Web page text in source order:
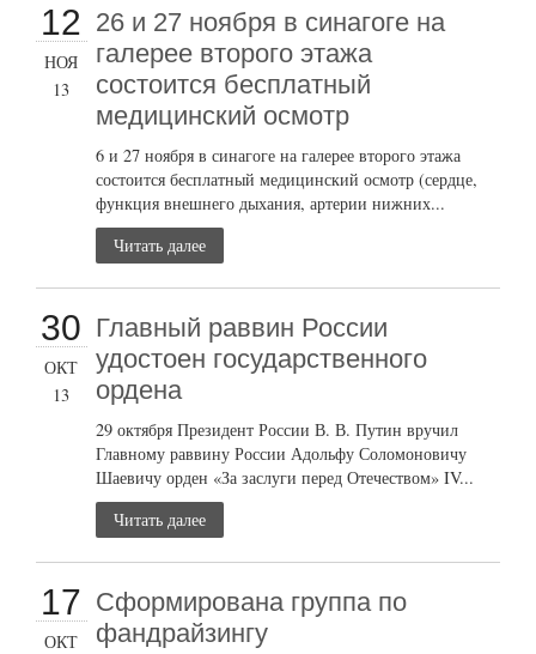
12
НОЯ
13
26 и 27 ноября в синагоге на
галерее второго этажа
состоится бесплатный
медицинский осмотр
6 и 27 ноября в синагоге на галерее второго этажа
состоится бесплатный медицинский осмотр (сердце,
функция внешнего дыхания, артерии нижних...
Читать далее
30
ОКТ
13
Главный раввин России
удостоен государственного
ордена
29 октября Президент России В. В. Путин вручил
Главному раввину России Адольфу Соломоновичу
Шаевичу орден «За заслуги перед Отечеством» IV...
Читать далее
17
ОКТ
Сформирована группа по
фандрайзингу